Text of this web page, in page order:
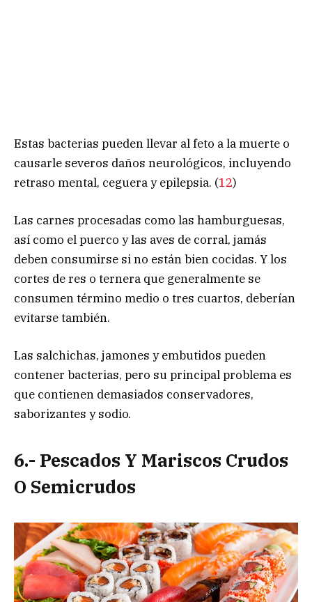
Estas bacterias pueden llevar al feto a la muerte o
causarle severos daños neurológicos, incluyendo
retraso mental, ceguera y epilepsia. (12)
Las carnes procesadas como las hamburguesas,
así como el puerco y las aves de corral, jamás
deben consumirse si no están bien cocidas. Y los
cortes de res o ternera que generalmente se
consumen término medio o tres cuartos, deberían
evitarse también.
Las salchichas, jamones y embutidos pueden
contener bacterias, pero su principal problema es
que contienen demasiados conservadores,
saborizantes y sodio.
6.- Pescados Y Mariscos Crudos
O Semicrudos